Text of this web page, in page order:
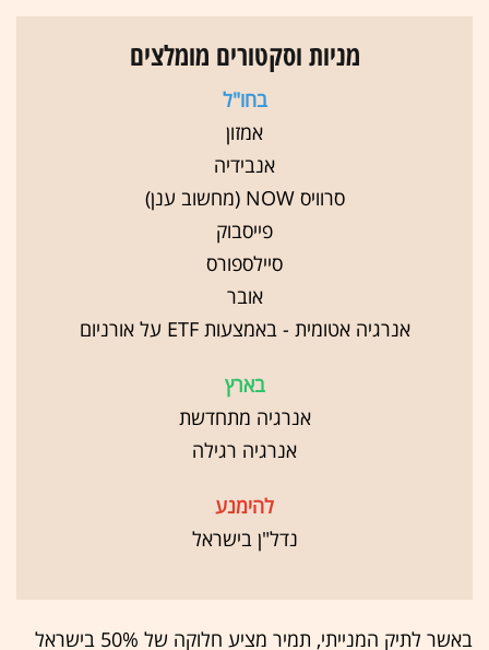
מניות וסקטורים מומלצים
בחו"ל
אמזון
אנבידיה
סרוויס NOW (מחשוב ענן)
פייסבוק
סיילספורס
אובר
אנרגיה אטומית - באמצעות ETF על אורניום
בארץ
אנרגיה מתחדשת
אנרגיה רגילה
להימנע
נדל"ן בישראל
באשר לתיק המנייתי, תמיר מציע חלוקה של 50% בישראל